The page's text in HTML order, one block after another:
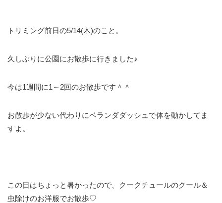
トリミング前日の5/14(木)のこと。
久しぶりに公園にお散歩に行きました♪
今は1週間に1～2回のお散歩です＾＾
お散歩が少ない代わりにベランダダッシュで体を動かしてま
すよ。
この日はちょっと暑かったので、クークチュールのクール＆
虫除けのお洋服でお散歩♡